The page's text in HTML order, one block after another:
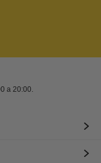
a 20:00.